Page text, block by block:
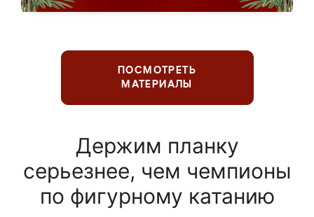
ПОСМОТРЕТЬ
МАТЕРИАЛЫ
Держим планку
серьезнее, чем чемпионы
по фигурному катанию